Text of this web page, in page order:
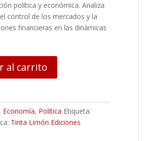
política y económica. Analiza
control de los mercados y la
financieras en las dinámicas
al carrito
, Economía, Política Etiqueta:
Tinta Limón Ediciones